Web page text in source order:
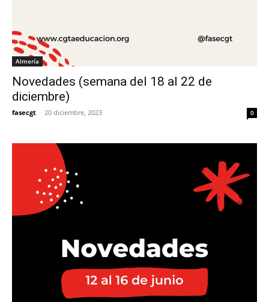
Almería
Novedades (semana del 18 al 22 de
diciembre)
fasecgt - 20 diciembre, 2023 0